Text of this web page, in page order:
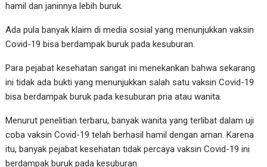
hamil dan janinnya lebih buruk.
Ada pula banyak klaim di media sosial yang menunjukkan vaksin
Covid-19 bisa berdampak buruk pada kesuburan.
Para pejabat kesehatan sangat ini menekankan bahwa sekarang
ini tidak ada bukti yang menunjukkan salah satu vaksin Covid-19
bisa berdampak buruk pada kesuburan pria atau wanita.
Menurut penelitian terbaru, banyak wanita yang terlibat dalam uji
coba vaksin Covid-19 telah berhasil hamil dengan aman. Karena
itu, banyak pejabat kesehatan tidak percaya vaksin Covid-19 ini
berdampak buruk pada kesuburan.